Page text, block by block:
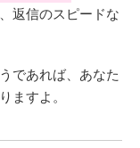
返信のスピードな
であれば、あなた
ますよ。